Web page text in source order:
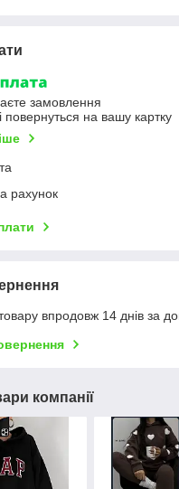
замовлення
повернуться на вашу картку
рахунок
впродовж 14 днів за
компанії